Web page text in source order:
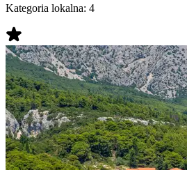
Kategoria lokalna: 4